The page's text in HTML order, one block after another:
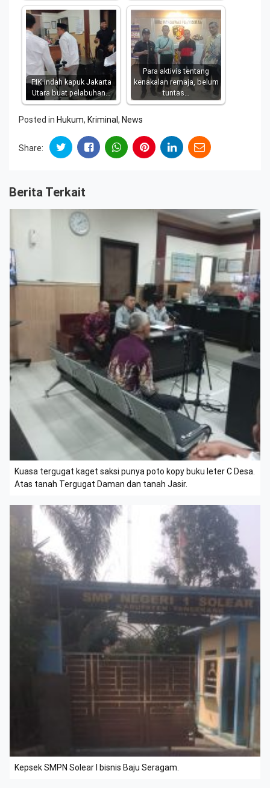
PIK indah kapuk Jakarta
Utara buat pelabuhan…
Para aktivis tentang
kenakalan remaja, belum
tuntas…
Posted in Hukum, Kriminal, News
Share:
Berita Terkait
Kuasa tergugat kaget saksi punya poto kopy buku leter C Desa.
Atas tanah Tergugat Daman dan tanah Jasir.
Kepsek SMPN Solear I bisnis Baju Seragam.